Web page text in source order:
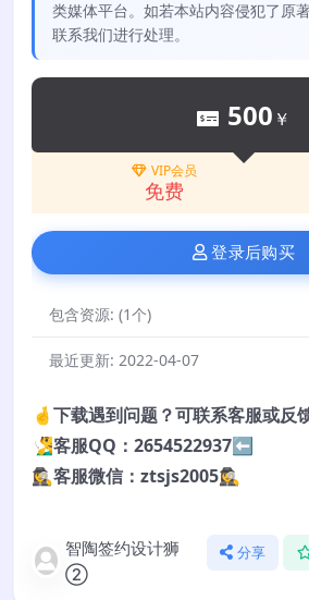
类媒体平台。如若本站内容侵犯了原
联系我们进行处理。
500 ￥
VIP会员
免费
登录后购买
包含资源: (1个)
最近更新: 2022-04-07
🤞下载遇到问题？可联系客服或反
🧏‍♂️客服QQ：2654522937⬅️
🕵️‍♀️客服微信：ztsjs2005🕵️‍♀️
智陶签约设计狮
②
分享